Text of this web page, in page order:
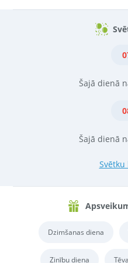
Šajā dienā
Šajā dienā
Svētku
Dzimšanas diena
Zinību diena